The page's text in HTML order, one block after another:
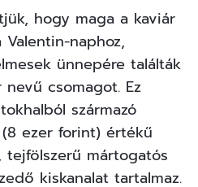
hogy maga a kaviár
naphoz,
ünnepére találták
csomagot. Ez
származó
ezer forint) értékű
tejfölszerű mártogatós
kiskanalat tartalmaz.